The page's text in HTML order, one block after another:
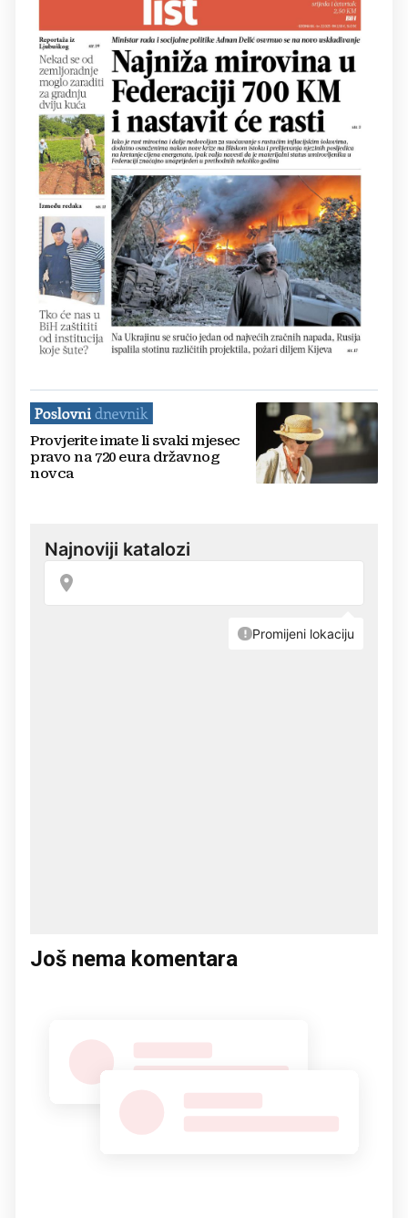
Provjerite imate li svaki mjesec
pravo na 720 eura državnog
novca
Još nema komentara